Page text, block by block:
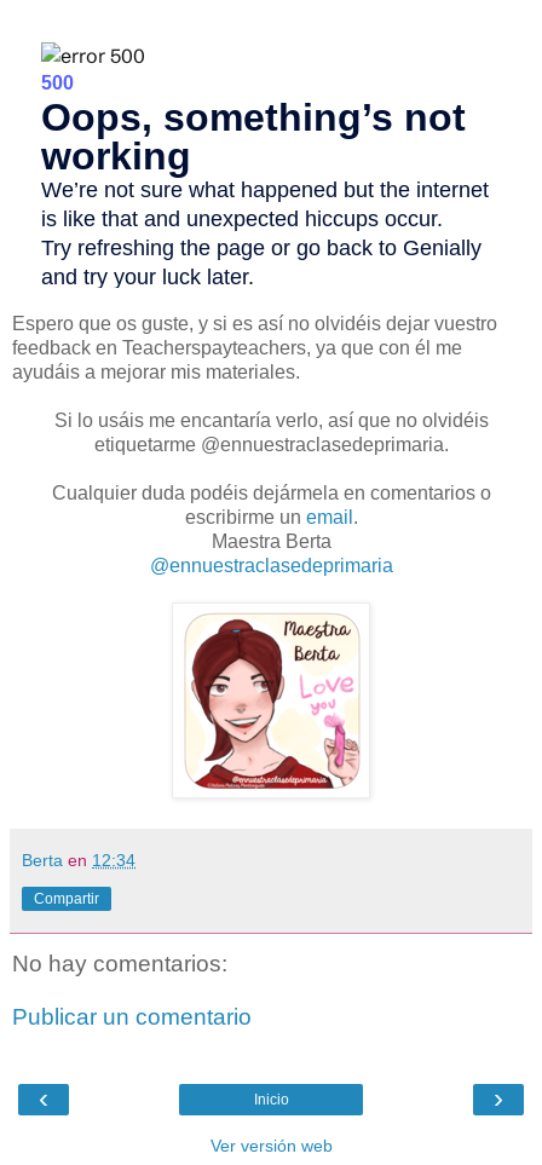
Espero que os guste, y si es así no olvidéis dejar vuestro
feedback en Teacherspayteachers, ya que con él me
ayudáis a mejorar mis materiales.
Si lo usáis me encantaría verlo, así que no olvidéis
etiquetarme @ennuestraclasedeprimaria.
Cualquier duda podéis dejármela en comentarios o
escribirme un email .
Maestra Berta
@ennuestraclasedeprimaria
Berta en 12:34
Compartir
No hay comentarios:
Publicar un comentario
‹ ›
Inicio
Ver versión web